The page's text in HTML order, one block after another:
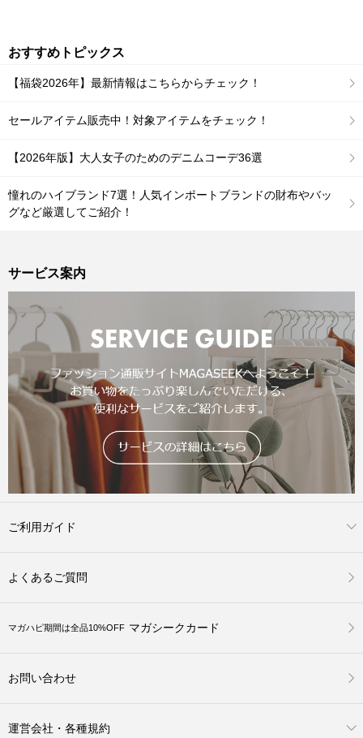
おすすめトピックス
【福袋2026年】最新情報はこちらからチェック！
セールアイテム販売中！対象アイテムをチェック！
【2026年版】大人女子のためのデニムコーデ36選
憧れのハイブランド7選！人気インポートブランドの財布やバッ
グなど厳選してご紹介！
サービス案内
ご利用ガイド
よくあるご質問
マガハピ期間は全品10%OFF マガシークカード
お問い合わせ
運営会社・各種規約